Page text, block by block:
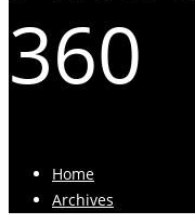
360
Home
Archives